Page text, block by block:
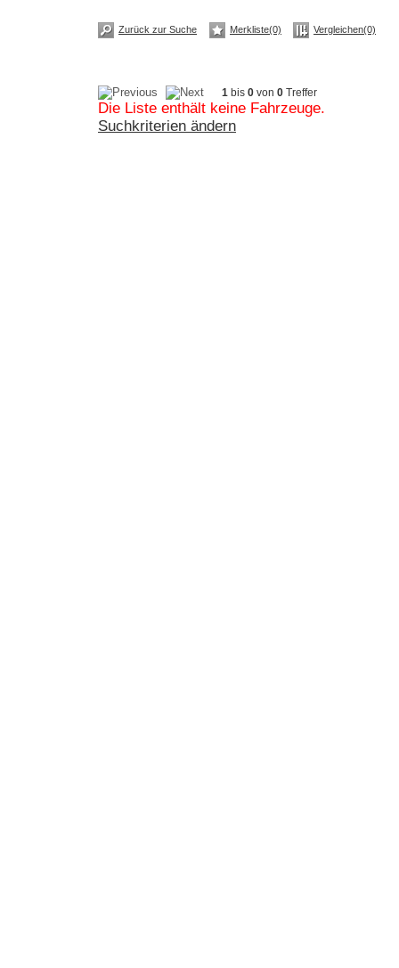
Merkliste(0) Vergleichen(0)
1 bis 0 von 0 Treffer
Zurück zur Suche
Die Liste enthält keine Fahrzeuge.
Suchkriterien ändern